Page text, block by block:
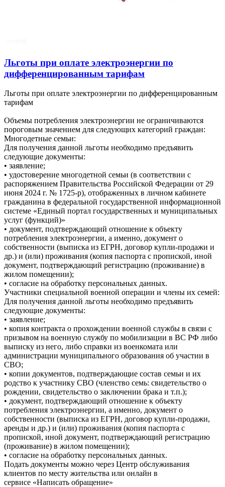
Льготы при оплате электроэнергии по
дифференцированным тарифам
Льготы при оплате электроэнергии по дифференцированным
тарифам
Объемы потребления электроэнергии не ограничиваются
пороговым значением для следующих категорий граждан:
Многодетные семьи:
Для получения данной льготы необходимо предъявить
следующие документы:
• заявление;
• удостоверение многодетной семьи (в соответствии с
распоряжением Правительства Российской Федерации от 29
июня 2024 г. № 1725-р), отображенных в личном кабинете
гражданина в федеральной государственной информационной
системе «Единый портал государственных и муниципальных
услуг (функций)»
• документ, подтверждающий отношение к объекту
потребления электроэнергии, а именно, документ о
собственности (выписка из ЕГРН, договор купли-продажи и
др.) и (или) проживания (копия паспорта с пропиской, иной
документ, подтверждающий регистрацию (проживание) в
жилом помещении);
• согласие на обработку персональных данных.
Участники специальной военной операции и члены их семей:
Для получения данной льготы необходимо предъявить
следующие документы:
• заявление;
• копия контракта о прохождении военной службы в связи с
призывом на военную службу по мобилизации в ВС РФ либо
выписку из него, либо справки из военкомата или
администрации муниципального образования об участии в
СВО;
• копии документов, подтверждающие состав семьи и их
родство к участнику СВО (членство семь: свидетельство о
рождении, свидетельство о заключении брака и т.п.);
• документ, подтверждающий отношение к объекту
потребления электроэнергии, а именно, документ о
собственности (выписка из ЕГРН, договор купли-продажи,
аренды и др.) и (или) проживания (копия паспорта с
пропиской, иной документ, подтверждающий регистрацию
(проживание) в жилом помещении);
• согласие на обработку персональных данных.
Подать документы можно через Центр обслуживания
клиентов по месту жительства или онлайн в
сервисе «Написать обращение»